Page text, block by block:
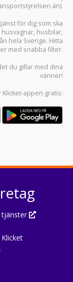
än).
för dig som ska
husvagnar, husbilar,
hela Sverige. Hitta
med snabba filter.
du gillar med dina
vänner!
Klicket-appen gratis:
tjänster